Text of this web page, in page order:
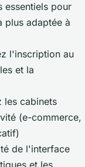
essentiels pour
plus adaptée à
l'inscription au
et la
les cabinets
(e-commerce,
de l'interface